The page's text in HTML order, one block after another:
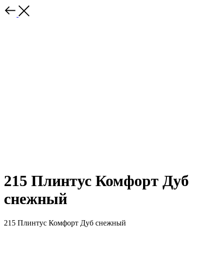
215 Плинтус Комфорт Дуб
снежный
215 Плинтус Комфорт Дуб снежный